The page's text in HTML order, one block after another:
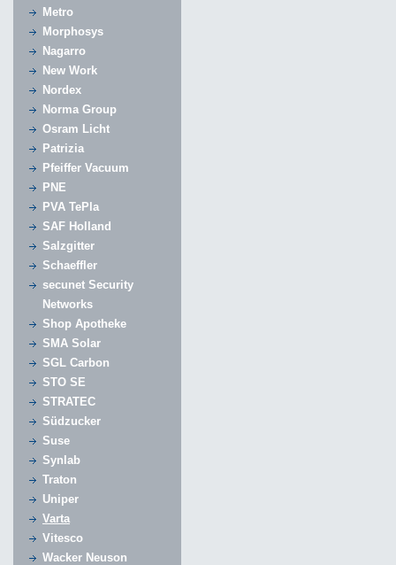
Metro
Morphosys
Nagarro
New Work
Nordex
Norma Group
Osram Licht
Patrizia
Pfeiffer Vacuum
PNE
PVA TePla
SAF Holland
Salzgitter
Schaeffler
secunet Security
Networks
Shop Apotheke
SMA Solar
SGL Carbon
STO SE
STRATEC
Südzucker
Suse
Synlab
Traton
Uniper
Varta
Vitesco
Wacker Neuson